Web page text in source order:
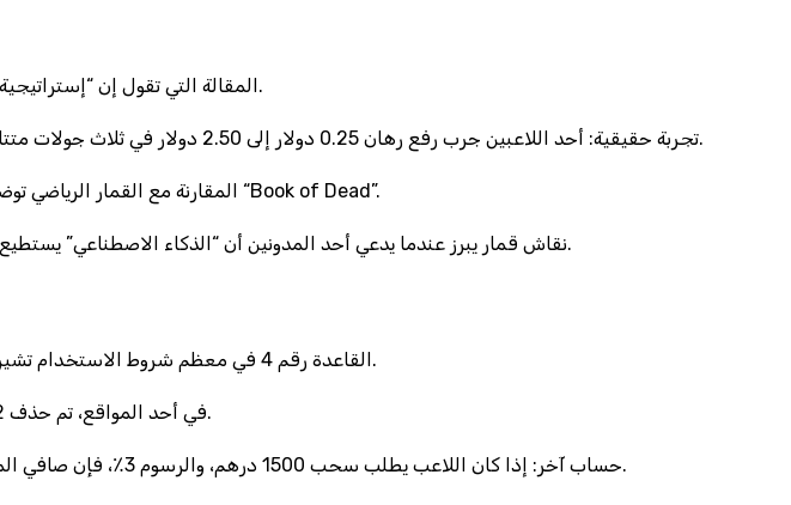
المقالة التي تقول إن “إستراتيجية 3‑2‑1” تفوز 81٪ من الوقت هي مجرد خرافة، لأن التباين في توزيع القمار يجعل أي نموذج ثابت غير ممكن.
تجربة حقيقية: أحد اللاعبين جرب رفع رهان 0.25 دولار إلى 2.50 دولار في ثلاث جولات متتالية، وفقد 5 دولارات، بينما كان بإمكانه حفظ تلك الـ5 دولارات لخمسة جولات أخرى بنفس الرهان الأصغر.
المقارنة مع القمار الرياضي توضح أن توقع الفوز بنسبة 42٪ في مباريات كرة القدم يُقارن بحدود 38٪ في لعبة فاكهة ذات تقلب عالي مثل “Book of Dead”.
نقاش قمار يبرز عندما يدعي أحد المدونين أن “الذكاء الاصطناعي” يستطيع التنبؤ بنتائج السحب، لكن مجرد حساب متوسط 7.3 انتصارات على 30 سحبًا يثبت أن الاحتمالات لا تتغير.
القاعدة رقم 4 في معظم شروط الاستخدام تشير إلى أن “الملفات الصغيرة” لا تُحتسب، وهو ما يعني أن 0.02 ميغابايت من بيانات الترويج تُهدر في كل مرة.
في أحد المواقع، تم حذف 12٪ من “اللفات المجانية” تلقائيًا بعد 48 ساعة، وهذا يخلق فجوة زمنية تعادل تقريبًا 6 دورات لعب كاملة.
حساب آخر: إذا كان اللاعب يطلب سحب 1500 درهم، والرسوم 3٪، فإن صافي المبلغ يصبح 1455 درهم، وهو ما يقلل من العائد الفعلي بنسبة 0.03٪ فقط، لكن الانطباع يُظهر فرقًا واضحًا.